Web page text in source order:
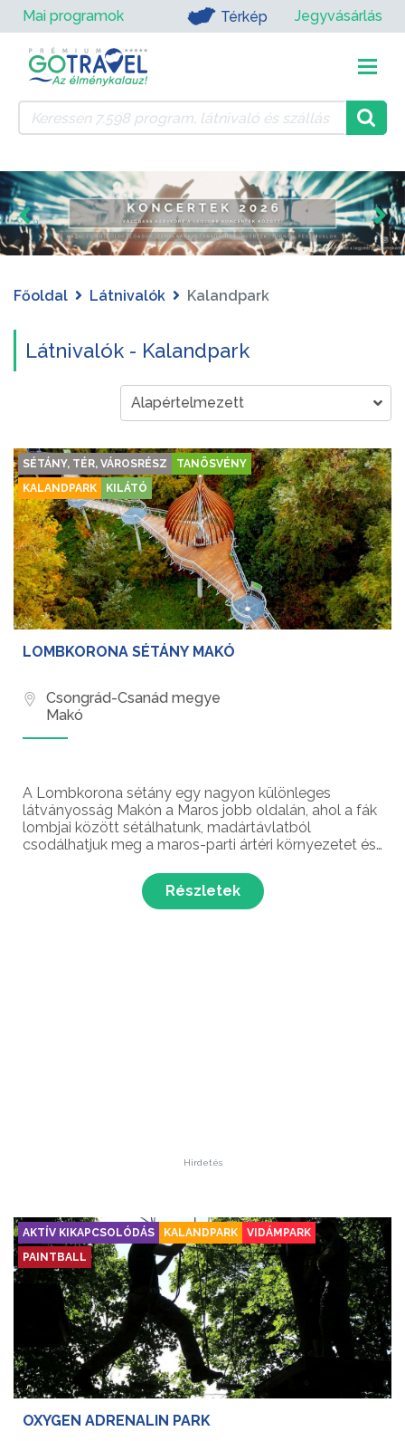
Mai programok Térkép Jegyvásárlás
Főoldal Látnivalók Kalandpark
Látnivalók - Kalandpark
SÉTÁNY, TÉR, VÁROSRÉSZ
TANÖSVÉNY
KALANDPARK
KILÁTÓ
LOMBKORONA SÉTÁNY MAKÓ
Csongrád-Csanád megye
Makó
A Lombkorona sétány egy nagyon különleges
látványosság Makón a Maros jobb oldalán, ahol a fák
lombjai között sétálhatunk, madártávlatból
csodálhatjuk meg a maros-parti ártéri környezetet és
leghosszabb szárazföldi csúszdáján is....
Részletek
Hirdetés
AKTÍV KIKAPCSOLÓDÁS KALANDPARK
VIDÁMPARK
PAINTBALL
OXYGEN ADRENALIN PARK